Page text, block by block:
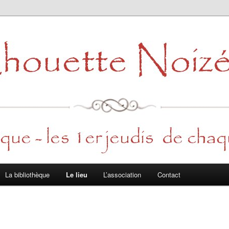
La bibliothèque Le lieu L’association Contact